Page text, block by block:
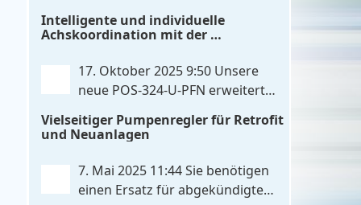
PFN Hydraulisches Steuergerät zur
Positions- und. . .
gleichbleibendem Druck. Die bewährte
erhalten, gleichzeitig bringt FlexiMod
maximale Anpassungsmöglichkeiten.
hydraulisches Steuergerät zur genauen
Achspositionierung mit ablösender
Druckregelung.. . .
Intelligente und individuelle
Achskoordination mit der
17. Oktober 2025 9:50 Unsere
neue POS-324-U-PFN erweitert
vier neue Features: intelligente
Skripterweiterung, Profinet-
Kommunikationsausbau und
Vielseitiger Pumpenregler für Retrofit
und Neuanlagen
7. Mai 2025 11:44 Sie benötigen
einen Ersatz für abgekündigte